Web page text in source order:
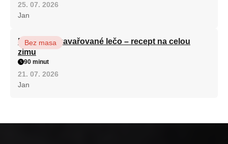
25. 07. 2026
Jan
Babiččino zavařované lečo – recept na celou
zimu
Bez masa
90 minut
21. 07. 2026
Jan